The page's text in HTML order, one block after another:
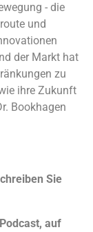
- die
und
der Markt hat
zu
ihre Zukunft
Bookhagen
Sie
Podcast, auf